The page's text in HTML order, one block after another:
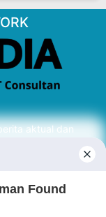
aktual dan
yang tepat.